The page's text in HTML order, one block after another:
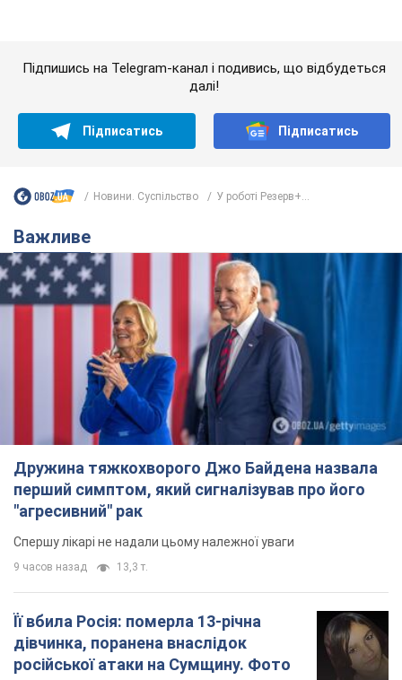
Важливе
Дружина тяжкохворого Джо Байдена назвала
перший симптом, який сигналізував про його
"агресивний" рак
Спершу лікарі не надали цьому належної уваги
9 часов назад 13,3 т.
Її вбила Росія: померла 13-річна
дівчинка, поранена внаслідок
російської атаки на Сумщину. Фото
Того дня під час російського обстрілу загинули
Чому в СРСР лікарі носили лише білі
халати
У цьому був як практичний, так і символічний
сенс